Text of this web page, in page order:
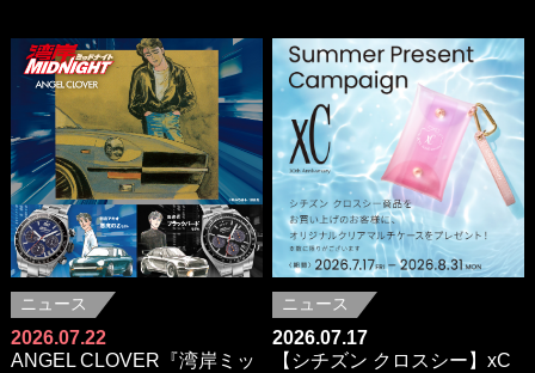
ニュース
2026.07.22
ANGEL CLOVER『湾岸ミッ
ニュース
2026.07.17
【シチズン クロスシー】xC